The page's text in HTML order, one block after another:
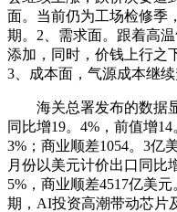
面。当前仍为工场检修季
期。2、需求面。跟着高
添加，同时，价钱上行之
3、成本面，气源成本继
海关总署发布的数据显
同比增19。4%，前值增14
3%；商业顺差1054。3亿
月份以美元计价出口同比
5%，商业顺差4517亿美
期，AI投资高潮带动芯片